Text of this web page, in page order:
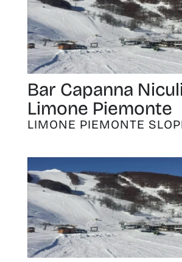
Bar Capanna
Limone Piemonte
LIMONE PIEMONTE